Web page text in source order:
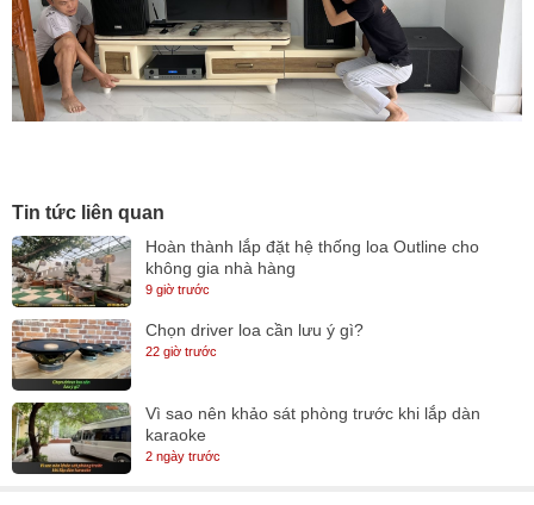
Tin tức liên quan
Hoàn thành lắp đặt hệ thống loa Outline cho
không gia nhà hàng
9 giờ trước
Chọn driver loa cần lưu ý gì?
22 giờ trước
Vì sao nên khảo sát phòng trước khi lắp dàn
karaoke
2 ngày trước